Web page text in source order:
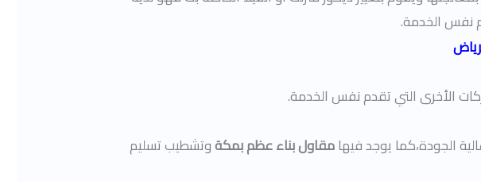
نفس الخدمة.
الأخرى التي تقدم نفس الخدمة.
الجودة،كما يوجد فيهامقاول بناء عظم بمكةوتشطيب تسليم